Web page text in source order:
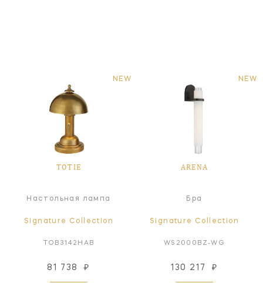
NEW
TOTIE
Настольная лампа
Signature Collection
TOB3142HAB
81 738 ₽
NEW
ARENA
Бра
Signature Collection
WS2000BZ-WG
130 217 ₽